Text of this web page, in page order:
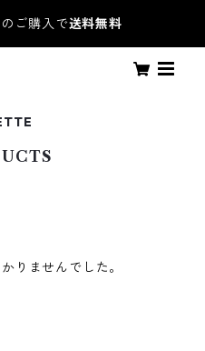
ご購入で送料無料
りませんでした。